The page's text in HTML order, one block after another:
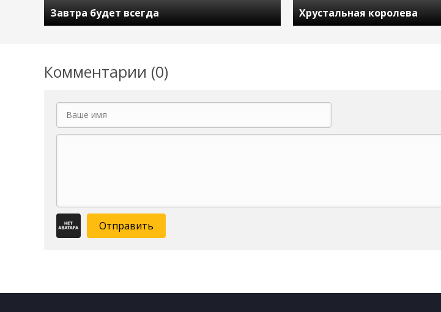
Завтра будет всегда Хрустальная королева
Комментарии (0)
Отправить